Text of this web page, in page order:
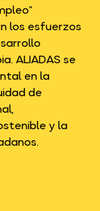
los esfuerzos
ALIADAS se
en la
de
y la